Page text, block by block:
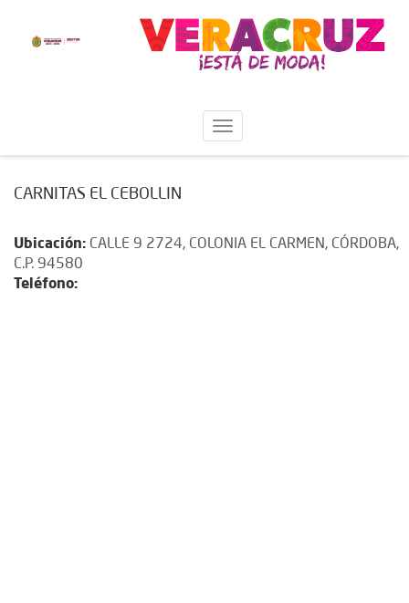
CARNITAS EL CEBOLLIN
Ubicación: CALLE 9 2724, COLONIA EL CARMEN, CÓRDOBA,
C.P. 94580
Teléfono: